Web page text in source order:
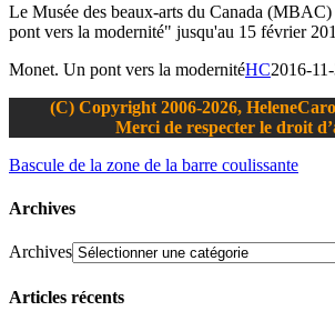
Le Musée des beaux-arts du Canada
pont vers la modernité" jusqu'au 15 février
Monet. Un pont vers la modernitéHC2016-
(C) Copyright 2006-2026,
Merci de respecter le droit
Bascule de la zone de la barre coulissante
Archives
Archives
Articles récents